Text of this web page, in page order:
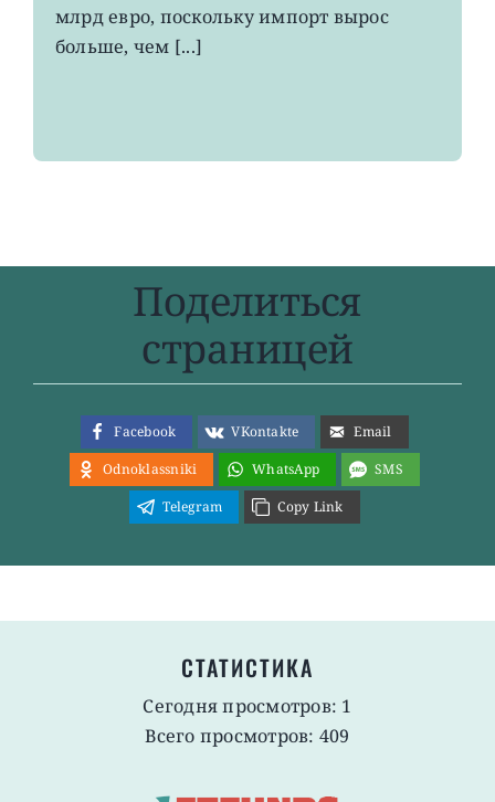
млрд евро, поскольку импорт вырос
больше, чем [...]
Поделиться
страницей
Facebook VKontakte
Email
Odnoklassniki
WhatsApp
SMS
Telegram
Copy Link
СТАТИСТИКА
Сегодня просмотров: 1
Всего просмотров: 409